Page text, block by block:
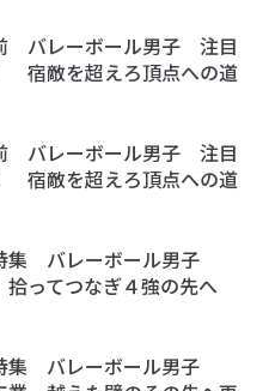
バレーボール男子 注目
宿敵を超えろ頂点への道
バレーボール男子 注目
宿敵を超えろ頂点への道
集 バレーボール男子
ってつなぎ４強の先へ
集 バレーボール男子